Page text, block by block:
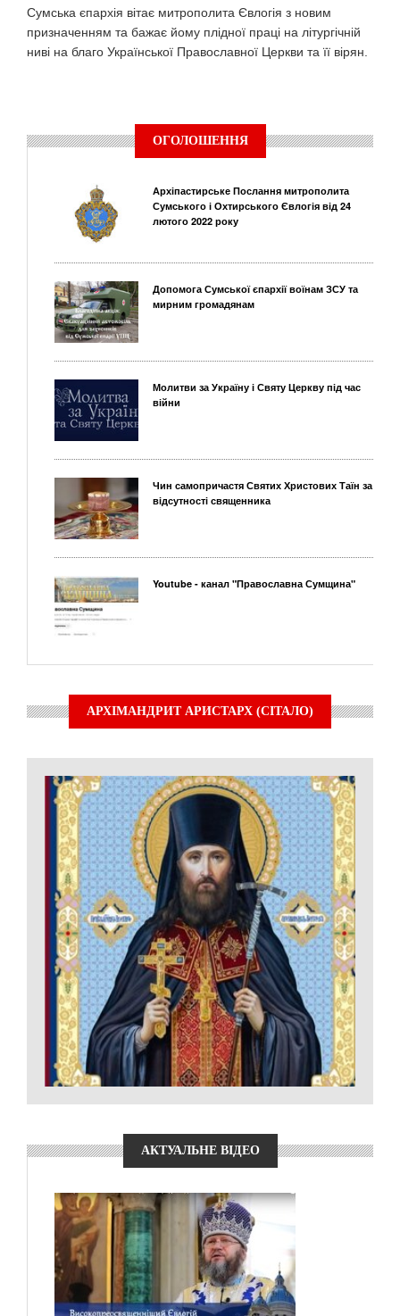
Сумська єпархія вітає митрополита Євлогія з новим
призначенням та бажає йому плідної праці на літургічній
ниві на благо Української Православної Церкви та її вірян.
ОГОЛОШЕННЯ
Архіпастирське Послання митрополита
Сумського і Охтирського Євлогія від 24
лютого 2022 року
Допомога Сумської єпархії воїнам ЗСУ та
мирним громадянам
Молитви за Україну і Святу Церкву під час
війни
Чин самопричастя Святих Христових Таїн за
відсутності священника
Youtube - канал "Православна Сумщина"
АРХІМАНДРИТ АРИСТАРХ (СІТАЛО)
АКТУАЛЬНЕ ВІДЕО